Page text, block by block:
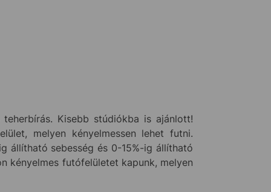
Kisebb stúdiókba is ajánlott!
melyen kényelmessen lehet futni.
állítható sebesség és 0-15%-ig állítható
kényelmes futófelületet kapunk, melyen